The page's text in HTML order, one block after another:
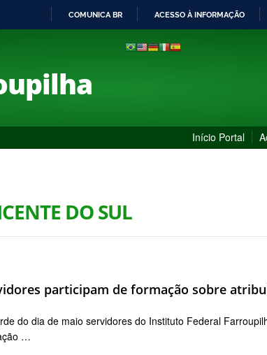
PARA
COMUNICA BR ACESSO À INFORMAÇÃO
Início Portal
DO SUL
participam de formação sobre
do dia de maio servidores do Instituto Federal
…